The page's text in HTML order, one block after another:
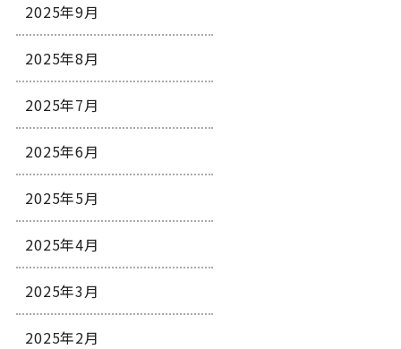
2025年9月
2025年8月
2025年7月
2025年6月
2025年5月
2025年4月
2025年3月
2025年2月